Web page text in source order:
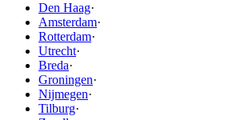
Den Haag·
Amsterdam·
Rotterdam·
Utrecht·
Breda·
Groningen·
Nijmegen·
Tilburg·